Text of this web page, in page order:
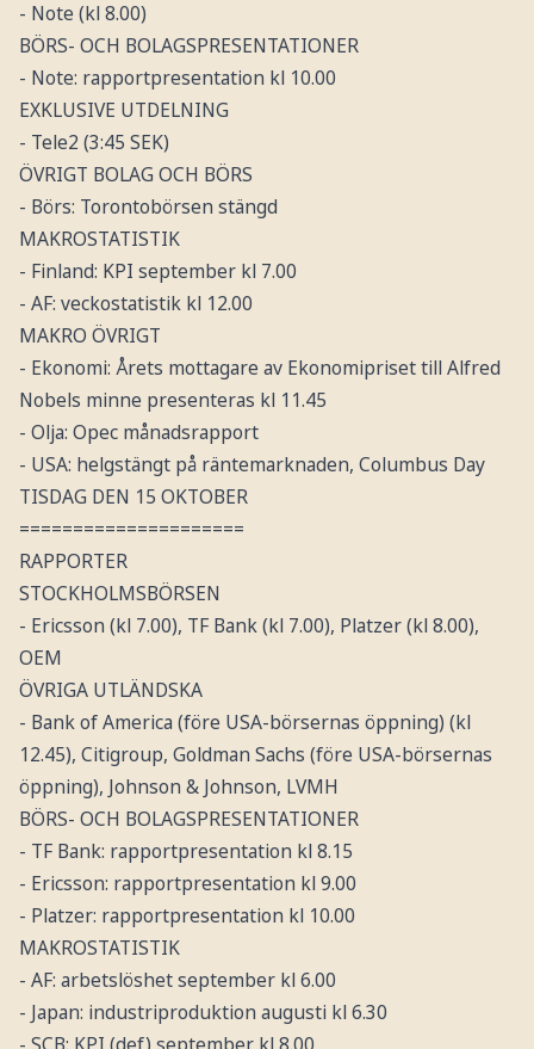
- Note (kl 8.00)
BÖRS- OCH BOLAGSPRESENTATIONER
- Note: rapportpresentation kl 10.00
EXKLUSIVE UTDELNING
- Tele2 (3:45 SEK)
ÖVRIGT BOLAG OCH BÖRS
- Börs: Torontobörsen stängd
MAKROSTATISTIK
- Finland: KPI september kl 7.00
- AF: veckostatistik kl 12.00
MAKRO ÖVRIGT
- Ekonomi: Årets mottagare av Ekonomipriset till Alfred
Nobels minne presenteras kl 11.45
- Olja: Opec månadsrapport
- USA: helgstängt på räntemarknaden, Columbus Day
TISDAG DEN 15 OKTOBER
=====================
RAPPORTER
STOCKHOLMSBÖRSEN
- Ericsson (kl 7.00), TF Bank (kl 7.00), Platzer (kl 8.00),
OEM
ÖVRIGA UTLÄNDSKA
- Bank of America (före USA-börsernas öppning) (kl
12.45), Citigroup, Goldman Sachs (före USA-börsernas
öppning), Johnson & Johnson, LVMH
BÖRS- OCH BOLAGSPRESENTATIONER
- TF Bank: rapportpresentation kl 8.15
- Ericsson: rapportpresentation kl 9.00
- Platzer: rapportpresentation kl 10.00
MAKROSTATISTIK
- AF: arbetslöshet september kl 6.00
- Japan: industriproduktion augusti kl 6.30